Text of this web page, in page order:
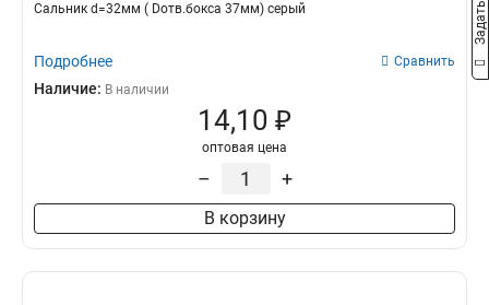
Сальник d=32мм ( Dотв.бокса 37мм) серый
Подробнее Сравнить
Наличие: В наличии
14,10 ₽
оптовая цена
– +
В корзину